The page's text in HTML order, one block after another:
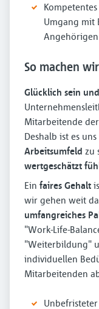
Umgang mit
So machen
Glücklich sein
Mitarbeitende
Deshalb ist es
Arbeitsumfeld zu
wertgeschätzt
Ein faires Gehalt
wir gehen weit
umfangreiches
"Work-Life-
"Weiterbildung"
individuellen
Mitarbeitenden